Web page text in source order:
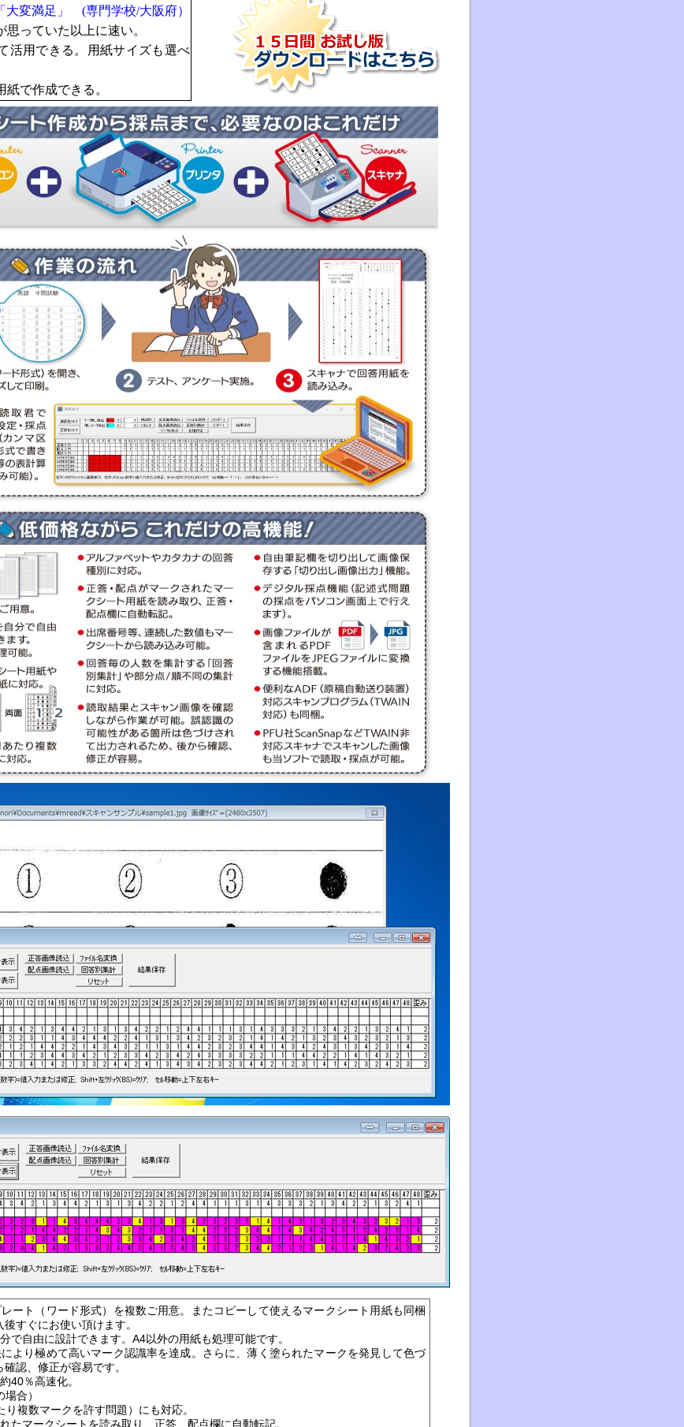
「大変満足」 (専門学校/大阪府）
っていた以上に速い。
活用できる。用紙サイズも選べ
で作成できる。
ート（ワード形式）を複数ご用意。またコピーして使えるマークシート用紙も同梱
すぐにお使い頂けます。
で自由に設計できます。A4以外の用紙も処理可能です。
より極めて高いマーク認識率を達成。さらに、薄く塗られたマークを発見して色づ
認、修正が容易です。
40％高速化。
合）
複数マークを許す問題）にも対応。
たマークシートを読み取り、正答、配点欄に自動転記。